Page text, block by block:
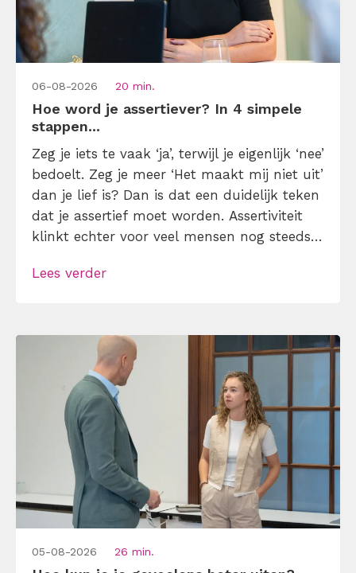
06-08-2026 20 min.
Hoe word je assertiever? In 4 simpele
stappen...
Zeg je iets te vaak ‘ja’, terwijl je eigenlijk ‘nee’
bedoelt. Zeg je meer ‘Het maakt mij niet uit’
dan je lief is? Dan is dat een duidelijk teken
dat je assertief moet worden. Assertiviteit
klinkt echter voor veel mensen nog steeds
maar dat is niet zo. Assertiviteit draait juist
Lees verder
05-08-2026 26 min.